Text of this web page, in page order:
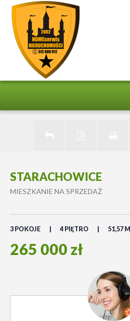
STARACHOWICE
MIESZKANIE NA SPRZEDAŻ
3 POKOJE 4 PIĘTRO 51,57 M
265 000 zł